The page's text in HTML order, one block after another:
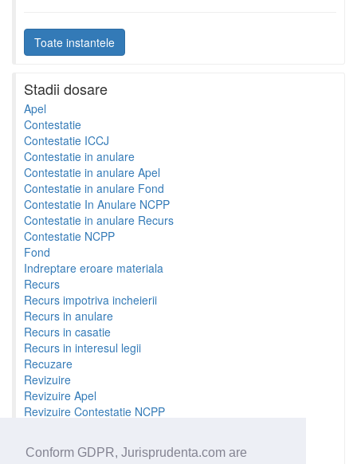
Conform GDPR, Jurisprudenta.com are
Toate instantele
Stadii dosare
Apel
Contestatie
Contestatie ICCJ
Contestatie in anulare
Contestatie in anulare Apel
Contestatie in anulare Fond
Contestatie In Anulare NCPP
Contestatie in anulare Recurs
Contestatie NCPP
Fond
Indreptare eroare materiala
Recurs
Recurs impotriva incheierii
Recurs in anulare
Recurs in casatie
Recurs in interesul legii
Recuzare
Revizuire
Revizuire Apel
Revizuire Contestatie NCPP
Sesizare prealabila